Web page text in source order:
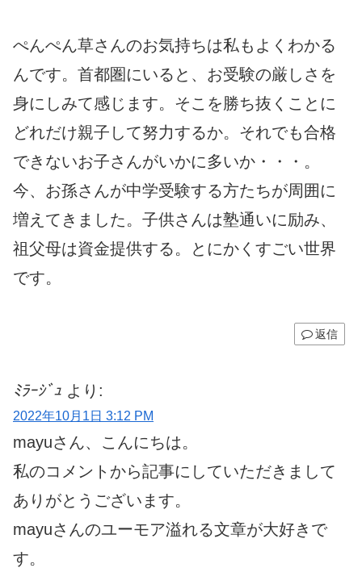
ぺんぺん草さんのお気持ちは私もよくわかる
んです。首都圏にいると、お受験の厳しさを
身にしみて感じます。そこを勝ち抜くことに
どれだけ親子して努力するか。それでも合格
できないお子さんがいかに多いか・・・。
今、お孫さんが中学受験する方たちが周囲に
増えてきました。子供さんは塾通いに励み、
祖父母は資金提供する。とにかくすごい世界
です。
返信
ﾐﾗｰｼﾞｭ より:
2022年10月1日 3:12 PM
mayuさん、こんにちは。
私のコメントから記事にしていただきまして
ありがとうございます。
mayuさんのユーモア溢れる文章が大好きで
す。